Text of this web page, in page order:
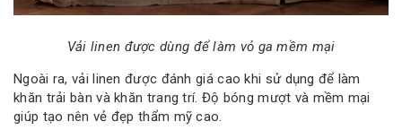
Vải linen được dùng để làm vỏ ga mềm mại
Ngoài ra, vải linen được đánh giá cao khi sử dụng để làm
khăn trải bàn và khăn trang trí. Độ bóng mượt và mềm mại
giúp tạo nên vẻ đẹp thẩm mỹ cao.